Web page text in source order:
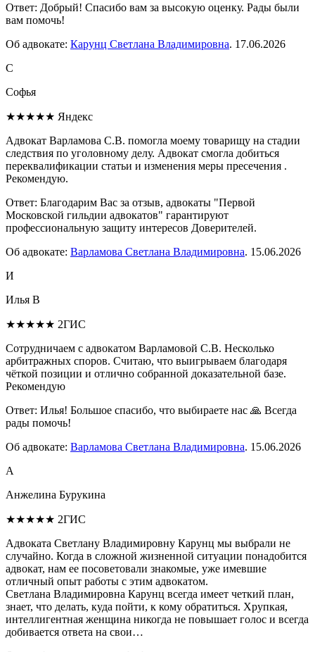
Ответ: Добрый! Спасибо вам за высокую оценку. Рады были
вам помочь!
Об адвокате: Карунц Светлана Владимировна. 17.06.2026
С
Софья
★★★★★ Яндекс
Адвокат Варламова С.В. помогла моему товарищу на стадии
следствия по уголовному делу. Адвокат смогла добиться
переквалификации статьи и изменения меры пресечения .
Рекомендую.
Ответ: Благодарим Вас за отзыв, адвокаты "Первой
Московской гильдии адвокатов" гарантируют
профессиональную защиту интересов Доверителей.
Об адвокате: Варламова Светлана Владимировна. 15.06.2026
И
Илья В
★★★★★ 2ГИС
Сотрудничаем с адвокатом Варламовой С.В. Несколько
арбитражных споров. Считаю, что выигрываем благодаря
чёткой позиции и отлично собранной доказательной базе.
Рекомендую
Ответ: Илья! Большое спасибо, что выбираете нас 🙏 Всегда
рады помочь!
Об адвокате: Варламова Светлана Владимировна. 15.06.2026
А
Анжелина Бурукина
★★★★★ 2ГИС
Адвоката Светлану Владимировну Карунц мы выбрали не
случайно. Когда в сложной жизненной ситуации понадобится
адвокат, нам ее посоветовали знакомые, уже имевшие
отличный опыт работы с этим адвокатом.
Светлана Владимировна Карунц всегда имеет четкий план,
знает, что делать, куда пойти, к кому обратиться. Хрупкая,
интеллигентная женщина никогда не повышает голос и всегда
добивается ответа на свои…